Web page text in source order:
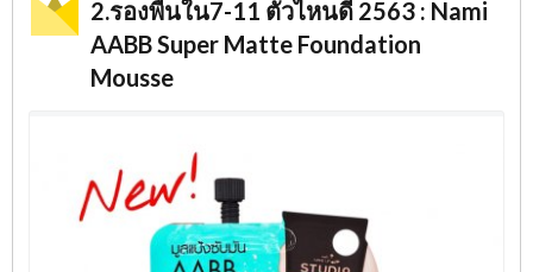
2.รองพื้นใน7-11 ตัวไหนดี 2563 : Nami
AABB Super Matte Foundation
Mousse